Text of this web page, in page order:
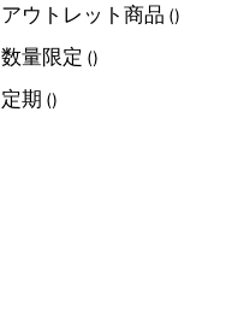
アウトレット商品 ()
数量限定 ()
定期 ()